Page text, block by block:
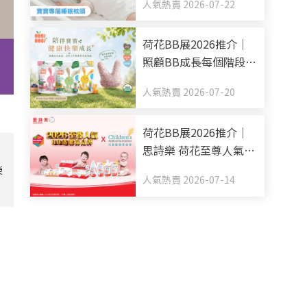
車 全方面貼心呵護BB
人氣熱賣 2026-07-22
荷花BB展2026推介｜
照顧BB成長每個階段
零食副食品有機之選
人氣熱賣 2026-07-20
荷花BB展2026推介｜
思詩樂 荷花至尊人氣
媽媽福袋 一同為善最樂
人氣熱賣 2026-07-14